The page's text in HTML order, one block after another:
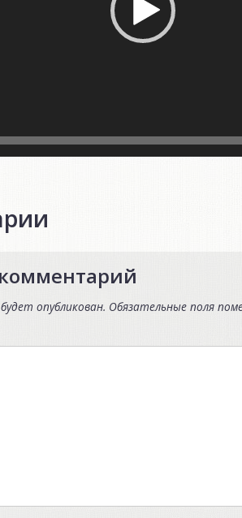
опубликован. Обязательные поля